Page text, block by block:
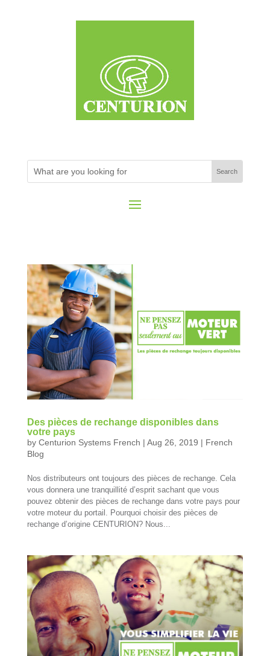
Des pièces de rechange disponibles dans
votre pays
by Centurion Systems French | Aug 26, 2019 | French
Blog
Nos distributeurs ont toujours des pièces de rechange. Cela
vous donnera une tranquillité d’esprit sachant que vous
pouvez obtenir des pièces de rechange dans votre pays pour
votre moteur du portail. Pourquoi choisir des pièces de
rechange d’origine CENTURION? Nous...